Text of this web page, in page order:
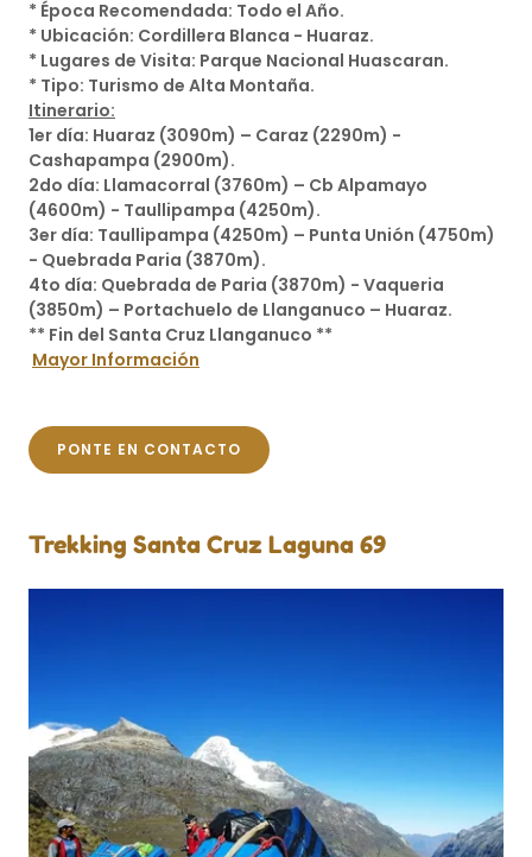
* Época Recomendada: Todo el Año.
* Ubicación: Cordillera Blanca - Huaraz.
* Lugares de Visita: Parque Nacional Huascaran.
* Tipo: Turismo de Alta Montaña.
Itinerario:
1er día: Huaraz (3090m) – Caraz (2290m) -
Cashapampa (2900m).
2do día: Llamacorral (3760m) – Cb Alpamayo
(4600m) - Taullipampa (4250m).
3er día: Taullipampa (4250m) – Punta Unión (4750m)
- Quebrada Paria (3870m).
4to día: Quebrada de Paria (3870m) - Vaqueria
(3850m) – Portachuelo de Llanganuco – Huaraz.
** Fin del Santa Cruz Llanganuco **
Mayor Información
PONTE EN CONTACTO
Trekking Santa Cruz Laguna 69